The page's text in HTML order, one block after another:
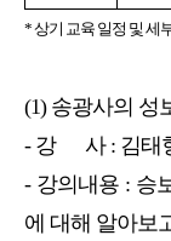
* 상기 교육 일정 및 세
(1) 송광사의 성
- 강 사 : 김태
- 강의내용 : 승
에 대해 알아보